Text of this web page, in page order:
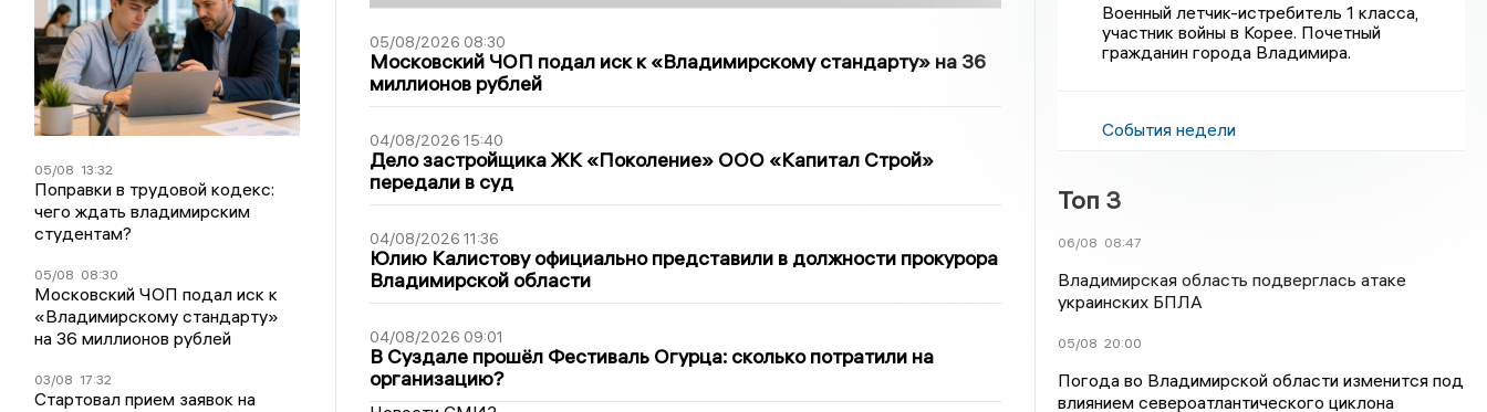
05/08 13:32
Поправки в трудовой кодекс:
чего ждать владимирским
студентам?
05/08 08:30
Московский ЧОП подал иск к
«Владимирскому стандарту»
на 36 миллионов рублей
03/08 17:32
Стартовал прием заявок на
05/08/2026 08:30
Московский ЧОП подал иск к «Владимирскому стандарту» на 36
миллионов рублей
04/08/2026 15:40
Дело застройщика ЖК «Поколение» ООО «Капитал Строй»
передали в суд
04/08/2026 11:36
Юлию Калистову официально представили в должности прокурора
Владимирской области
04/08/2026 09:01
В Суздале прошёл Фестиваль Огурца: сколько потратили на
организацию?
Военный летчик-истребитель 1 класса,
участник войны в Корее. Почетный
гражданин города Владимира.
События недели
Топ 3
06/08 08:47
Владимирская область подверглась атаке
украинских БПЛА
05/08 20:00
Погода во Владимирской области изменится под
влиянием североатлантического циклона